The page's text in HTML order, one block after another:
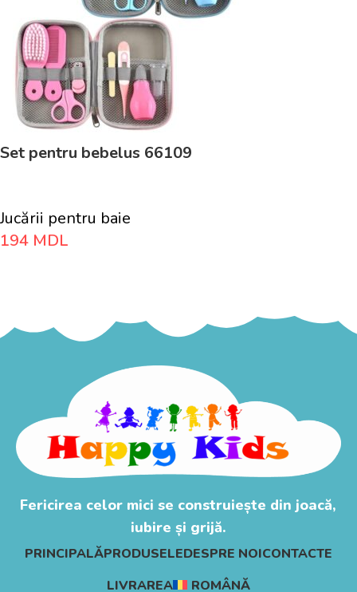
Set pentru bebelus 66109
Jucării pentru baie
194 MDL
Fericirea celor mici se construiește din joacă,
iubire și grijă.
PRINCIPALĂPRODUSELEDESPRE NOICONTACTE
LIVRAREA
ROMÂNĂ